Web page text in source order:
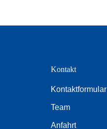
Kontakt
Kontaktformular
Team
Anfahrt